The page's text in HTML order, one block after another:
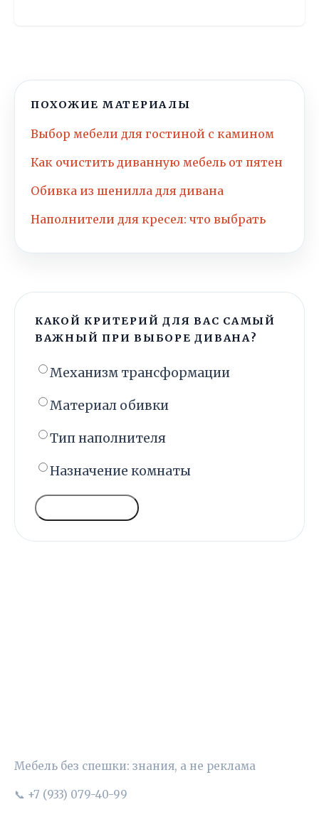
ПОХОЖИЕ МАТЕРИАЛЫ
Выбор мебели для гостиной с камином
Как очистить диванную мебель от пятен
Обивка из шенилла для дивана
Наполнители для кресел: что выбрать
КАКОЙ КРИТЕРИЙ ДЛЯ ВАС САМЫЙ
ВАЖНЫЙ ПРИ ВЫБОРЕ ДИВАНА?
Механизм трансформации
Материал обивки
Тип наполнителя
Назначение комнаты
Мебель без спешки: знания, а не реклама
📞 +7 (933) 079-40-99